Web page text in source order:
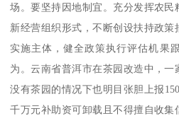
场。要坚持因地制宜。充分发挥农民
新经营组织形式，不断创设扶持政
实施主体，健全政策执行评估机果
为。云南省普洱市在茶园改造中，
没有茶园的情况下也明目张胆上报
千万元补助资可卸载且不得擅自收